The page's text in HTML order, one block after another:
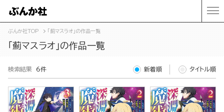
ぶんか社TOP 「薊マスラオ」の作品一覧
「薊マスラオ」の作品一覧
検索結果 6件 新着順 タイトル順